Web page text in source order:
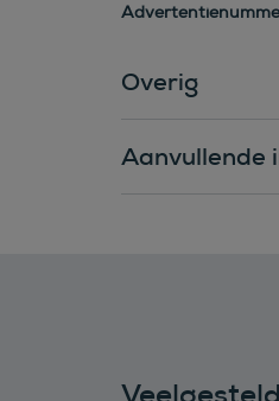
Overig
Aanvullende